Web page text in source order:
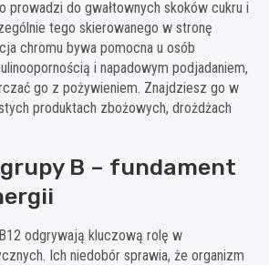
prowadzi do gwałtownych skoków cukru i
tego skierowanego w stronę
chromu bywa pomocna u osób
i napadowym podjadaniem,
go z pożywieniem. Znajdziesz go w
produktach zbożowych, drożdżach
B – fundament
odgrywają kluczową rolę w
Ich niedobór sprawia, że organizm